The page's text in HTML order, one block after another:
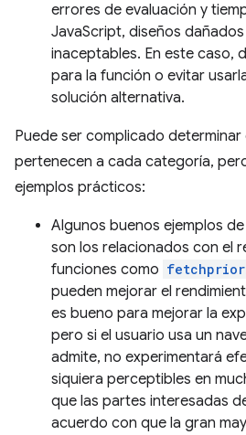
errores de evaluación y
JavaScript, diseños
inaceptables. En este caso,
para la función o evitar
solución alternativa.
Puede ser complicado
pertenecen a cada categoría,
ejemplos prácticos:
Algunos buenos ejemplos de
son los relacionados con el
funciones como
pueden mejorar el
es bueno para mejorar la
pero si el usuario usa un
admite, no experimentará
siquiera perceptibles en
que las partes interesadas
acuerdo con que la gran